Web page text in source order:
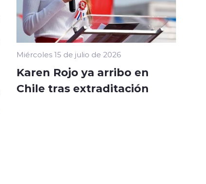
Miércoles 15 de julio de 2026
Karen Rojo ya arribo en
Chile tras extraditación